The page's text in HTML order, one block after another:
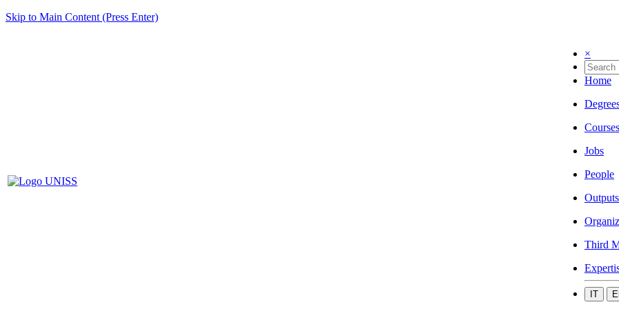
Skip to Main Content (Press Enter)
×
Home
Courses
Jobs
People
Outputs
Third
IT